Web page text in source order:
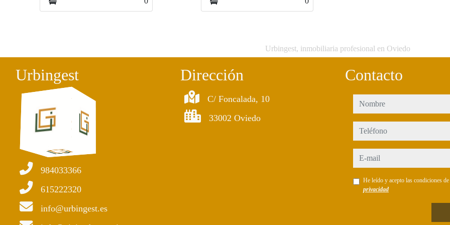
Urbingest, inmobiliaria profesional en Oviedo
Urbingest
984033366
615222320
info@urbingest.es
Dirección
C/ Foncalada, 10
33002 Oviedo
Contacto
nombre
teléfono
e-mail
He leído y acepto las condiciones
privacidad